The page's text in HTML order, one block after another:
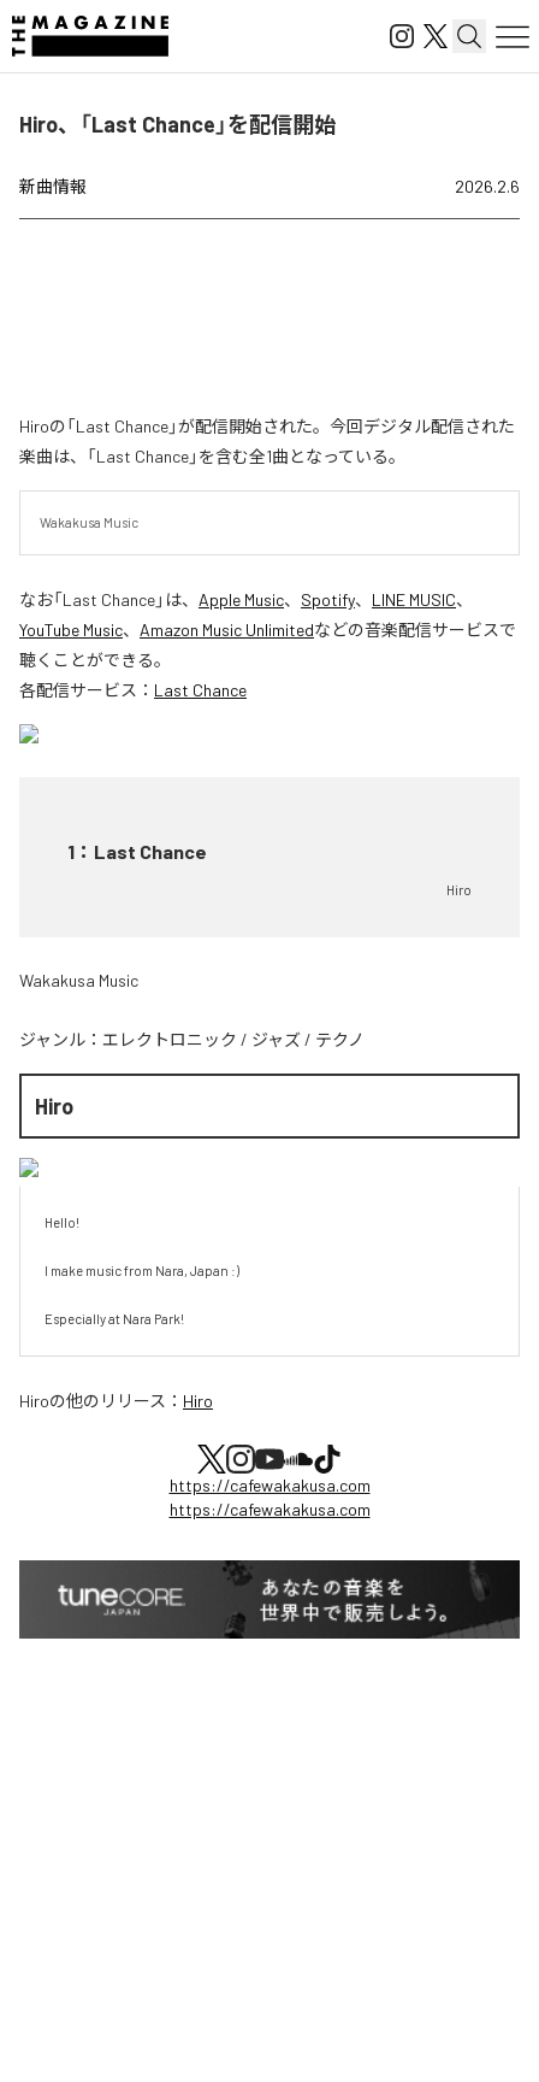
Hiro、「Last Chance」を配信開始
新曲情報 2026.2.6
Hiroの「Last Chance」が配信開始された。今回デジタル配信された
楽曲は、「Last Chance」を含む全1曲となっている。
Wakakusa Music
なお「Last Chance」は、 Apple Music、 Spotify、 LINE MUSIC、
YouTube Music、 Amazon Music Unlimitedなどの音楽配信サービスで
聴くことができる。
各配信サービス： Last Chance
1 ： Last Chance
Hiro
Wakakusa Music
ジャンル： エレクトロニック / ジャズ / テクノ
Hiro
Hello!
I make music from Nara, Japan :)
Especially at Nara Park!
Hiroの他のリリース： Hiro
https://cafewakakusa.com
https://cafewakakusa.com